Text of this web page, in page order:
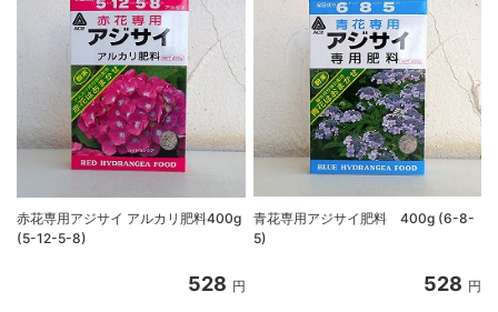
赤花専用アジサイ アルカリ肥料400g
(5-12-5-8)
528 円
青花専用アジサイ肥料 400g (6-8-
5)
528 円